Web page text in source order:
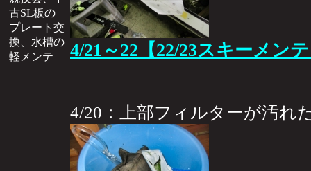
古SL板の
プレート交
換、水槽の
軽メンテ
4/21～22【22/23スキーメン
4/20：上部フィルターが汚れ